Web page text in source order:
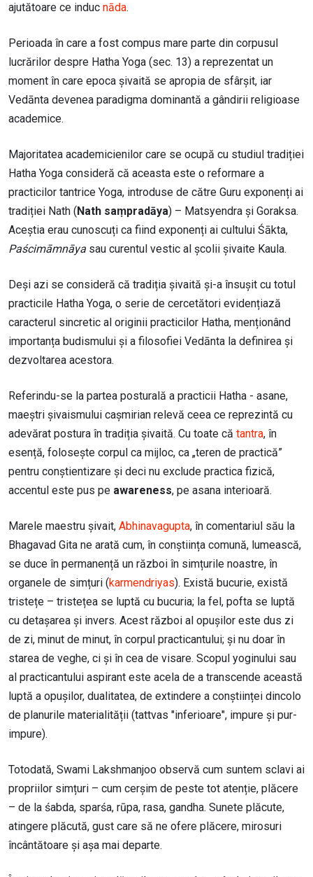
ajutătoare ce induc nāda.
Perioada în care a fost compus mare parte din corpusul
lucrărilor despre Hatha Yoga (sec. 13) a reprezentat un
moment în care epoca șivaită se apropia de sfârșit, iar
Vedānta devenea paradigma dominantă a gândirii religioase
academice.
Majoritatea academicienilor care se ocupă cu studiul tradiției
Hatha Yoga consideră că aceasta este o reformare a
practicilor tantrice Yoga, introduse de către Guru exponenți ai
tradiției Nath ( Nath saṃpradāya) – Matsyendra și Goraksa.
Aceștia erau cunoscuți ca fiind exponenți ai cultului Śākta,
Paścimāmnāya sau curentul vestic al școlii șivaite Kaula.
Deși azi se consideră că tradiția șivaită și-a însușit cu totul
practicile Hatha Yoga, o serie de cercetători evidențiază
caracterul sincretic al originii practicilor Hatha, menționând
importanța budismului și a filosofiei Vedānta la definirea și
dezvoltarea acestora.
Referindu-se la partea posturală a practicii Hatha - asane,
maeștri șivaismului cașmirian relevă ceea ce reprezintă cu
adevărat postura în tradiția șivaită. Cu toate că tantra, în
esență, folosește corpul ca mijloc, ca „teren de practică”
pentru conștientizare și deci nu exclude practica fizică,
accentul este pus pe awareness, pe asana interioară.
Marele maestru șivait, Abhinavagupta, în comentariul său la
Bhagavad Gita ne arată cum, în conștiința comună, lumească,
se duce în permanență un război în simțurile noastre, în
organele de simțuri (karmendriyas). Există bucurie, există
tristețe – tristețea se luptă cu bucuria; la fel, pofta se luptă
cu detașarea și invers. Acest război al opușilor este dus zi
de zi, minut de minut, în corpul practicantului; și nu doar în
starea de veghe, ci și în cea de visare. Scopul yoginului sau
al practicantului aspirant este acela de a transcende această
luptă a opușilor, dualitatea, de extindere a conștiinței dincolo
de planurile materialității (tattvas "inferioare", impure și pur-
impure).
Totodată, Swami Lakshmanjoo observă cum suntem sclavi ai
propriilor simțuri – cum cerșim de peste tot atenție, plăcere
– de la śabda, sparśa, rūpa, rasa, gandha. Sunete plăcute,
atingere plăcută, gust care să ne ofere plăcere, mirosuri
încântătoare și așa mai departe.